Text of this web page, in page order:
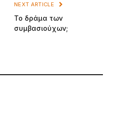
NEXT ARTICLE
Το δράμα των
συμβασιούχων;